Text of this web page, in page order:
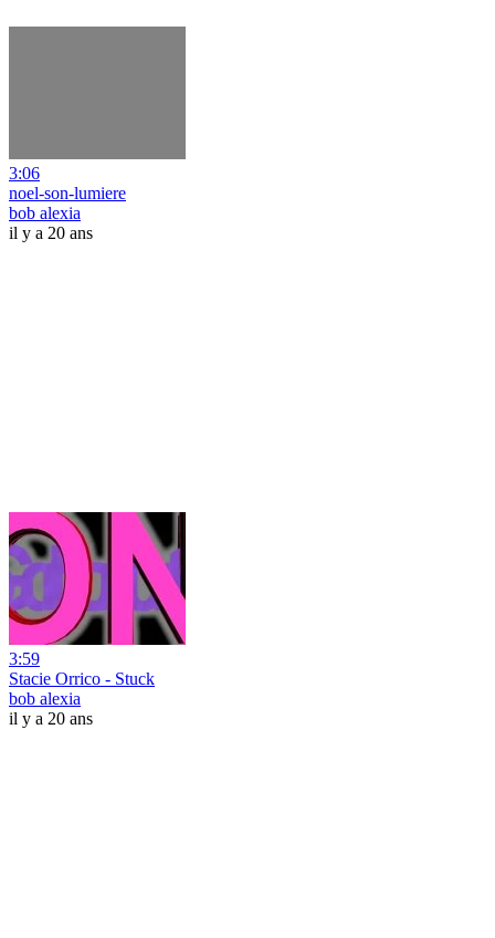
3:06
noel-son-lumiere
bob alexia
il y a 20 ans
3:59
Stacie Orrico - Stuck
bob alexia
il y a 20 ans